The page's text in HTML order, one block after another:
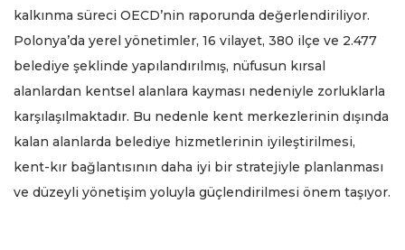
kalkınma süreci OECD’nin raporunda değerlendiriliyor.
Polonya’da yerel yönetimler, 16 vilayet, 380 ilçe ve 2.477
belediye şeklinde yapılandırılmış, nüfusun kırsal
alanlardan kentsel alanlara kayması nedeniyle zorluklarla
karşılaşılmaktadır. Bu nedenle kent merkezlerinin dışında
kalan alanlarda belediye hizmetlerinin iyileştirilmesi,
kent-kır bağlantısının daha iyi bir stratejiyle planlanması
ve düzeyli yönetişim yoluyla güçlendirilmesi önem taşıyor.